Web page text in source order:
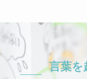
言葉を